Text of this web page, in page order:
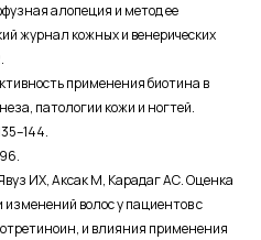
алопеция и метод ее
журнал кожных и венерических
применения биотина в
патологии кожи и ногтей.
.
ИХ, Аксак М, Карадаг АС. Оценка
волос у пациентов с
и влияния применения